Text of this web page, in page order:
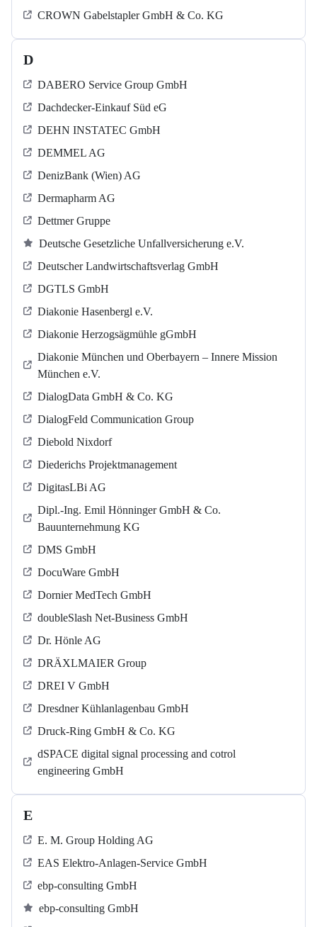
CROWN Gabelstapler GmbH & Co. KG
D
DABERO Service Group GmbH
Dachdecker-Einkauf Süd eG
DEHN INSTATEC GmbH
DEMMEL AG
DenizBank (Wien) AG
Dermapharm AG
Dettmer Gruppe
Deutsche Gesetzliche Unfallversicherung e.V.
Deutscher Landwirtschaftsverlag GmbH
DGTLS GmbH
Diakonie Hasenbergl e.V.
Diakonie Herzogsägmühle gGmbH
Diakonie München und Oberbayern – Innere Mission
München e.V.
DialogData GmbH & Co. KG
DialogFeld Communication Group
Diebold Nixdorf
Diederichs Projektmanagement
DigitasLBi AG
Dipl.-Ing. Emil Hönninger GmbH & Co.
Bauunternehmung KG
DMS GmbH
DocuWare GmbH
Dornier MedTech GmbH
doubleSlash Net-Business GmbH
Dr. Hönle AG
DRÄXLMAIER Group
DREI V GmbH
Dresdner Kühlanlagenbau GmbH
Druck-Ring GmbH & Co. KG
dSPACE digital signal processing and cotrol
engineering GmbH
E
E. M. Group Holding AG
EAS Elektro-Anlagen-Service GmbH
ebp-consulting GmbH
ebp-consulting GmbH